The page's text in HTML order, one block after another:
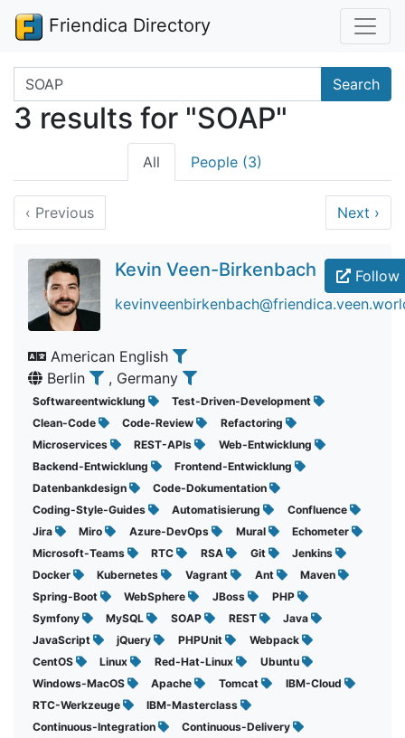
Friendica Directory
Search terms Search
3 results for "SOAP"
All People (3)
‹ Previous Next ›
Follow
Kevin Veen-Birkenbach
American English
Berlin
, Germany
Softwareentwicklung
Test-Driven-Development
Clean-Code
Code-Review
Refactoring
Microservices
REST-APIs
Web-Entwicklung
Backend-Entwicklung
Frontend-Entwicklung
Datenbankdesign
Code-Dokumentation
Coding-Style-Guides
Automatisierung
Confluence
Jira
Miro Azure-DevOps Mural
Echometer
Microsoft-Teams
RTC RSA Git
Jenkins
Docker
Kubernetes Vagrant Ant
Maven
Spring-Boot
WebSphere JBoss
PHP
Symfony
MySQL SOAP REST
Java
JavaScript
jQuery PHPUnit
Webpack
CentOS
Linux Red-Hat-Linux
Ubuntu
Windows-MacOS
Apache Tomcat
IBM-Cloud
RTC-Werkzeuge
IBM-Masterclass
Continuous-Integration
Continuous-Delivery